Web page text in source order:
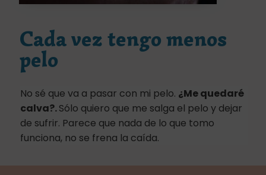
Cada vez tengo menos
pelo
No sé que va a pasar con mi pelo. ¿Me quedaré
calva?.Sólo quiero que me salga el pelo y dejar
de sufrir. Parece que nada de lo que tomo
funciona, no se frena la caída.